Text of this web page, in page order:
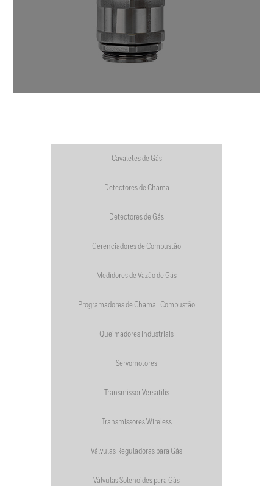
Cavaletes de Gás
Detectores de Chama
Detectores de Gás
Gerenciadores de Combustão
Medidores de Vazão de Gás
Programadores de Chama | Combustão
Queimadores Industriais
Servomotores
Transmissor Versatilis
Transmissores Wireless
Válvulas Reguladoras para Gás
Válvulas Solenoides para Gás